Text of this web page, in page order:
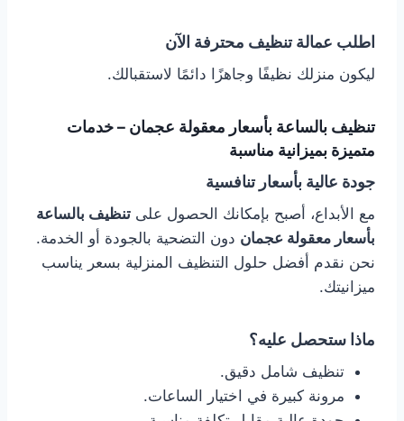
اطلب عمالة تنظيف محترفة الآن
ليكون منزلك نظيفًا وجاهزًا دائمًا لاستقبالك.
تنظيف بالساعة بأسعار معقولة عجمان – خدمات
متميزة بميزانية مناسبة
جودة عالية بأسعار تنافسية
مع الأبداع، أصبح بإمكانك الحصول على تنظيف بالساعة
بأسعار معقولة عجمان دون التضحية بالجودة أو الخدمة.
نحن نقدم أفضل حلول التنظيف المنزلية بسعر يناسب
ميزانيتك.
ماذا ستحصل عليه؟
تنظيف شامل دقيق.
مرونة كبيرة في اختيار الساعات.